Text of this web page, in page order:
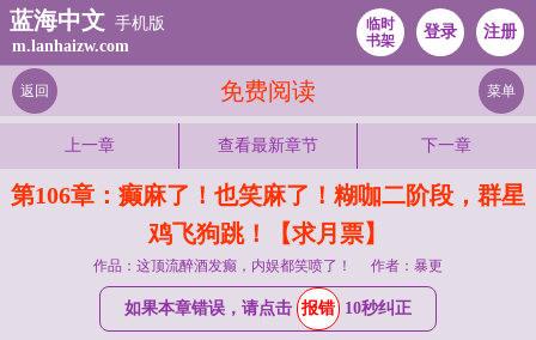
蓝海中文 手机版
m.lanhaizw.com
临时
书架
登录 注册
免费阅读
返回 菜单
上一章 查看最新章节 下一章
第106章：癫麻了！也笑麻了！糊咖二阶段，群星
鸡飞狗跳！【求月票】
作品：这顶流醉酒发癫，内娱都笑喷了！ 作者：暴更
如果本章错误，请点击 报错 10秒纠正